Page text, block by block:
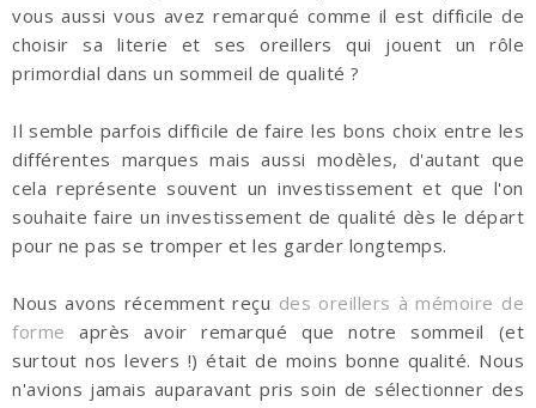
vous aussi vous avez remarqué comme il est difficile de
choisir sa literie et ses oreillers qui jouent un rôle
primordial dans un sommeil de qualité ?
Il semble parfois difficile de faire les bons choix entre les
différentes marques mais aussi modèles, d'autant que
cela représente souvent un investissement et que l'on
souhaite faire un investissement de qualité dès le départ
pour ne pas se tromper et les garder longtemps.
Nous avons récemment reçu des oreillers à mémoire de
forme après avoir remarqué que notre sommeil (et
surtout nos levers !) était de moins bonne qualité. Nous
n'avions jamais auparavant pris soin de sélectionner des